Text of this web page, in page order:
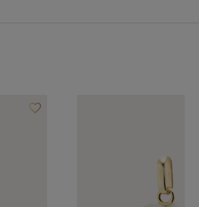
favorite_borderAjouter à vos favoris